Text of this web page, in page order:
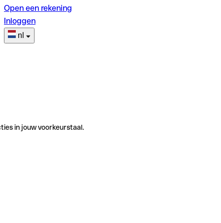
Open een rekening
Inloggen
nl
in jouw voorkeurstaal.